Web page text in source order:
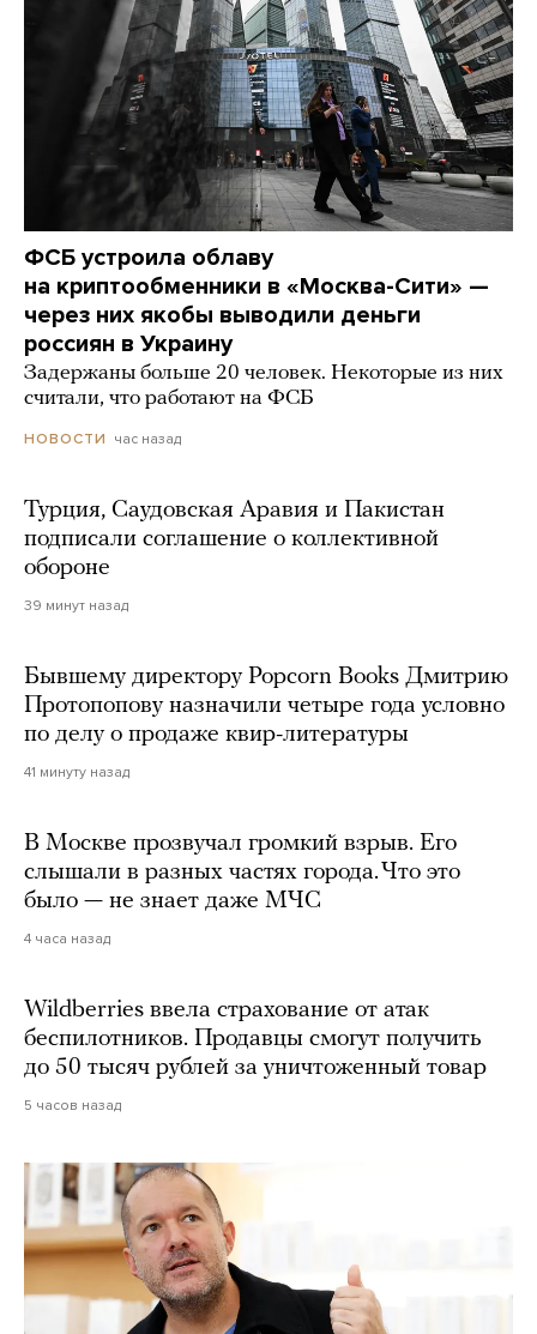
ФСБ устроила облаву
на криптообменники в «Москва-Сити» —
через них якобы выводили деньги
россиян в Украину
Задержаны больше 20 человек. Некоторые из них
считали, что работают на ФСБ
НОВОСТИ час назад
Турция, Саудовская Аравия и Пакистан
подписали соглашение о коллективной
обороне
39 минут назад
Бывшему директору Popcorn Books Дмитрию
Протопопову назначили четыре года условно
по делу о продаже квир-литературы
41 минуту назад
В Москве прозвучал громкий взрыв. Его
слышали в разных частях города. Что это
было — не знает даже МЧС
4 часа назад
Wildberries ввела страхование от атак
беспилотников. Продавцы смогут получить
до 50 тысяч рублей за уничтоженный товар
5 часов назад